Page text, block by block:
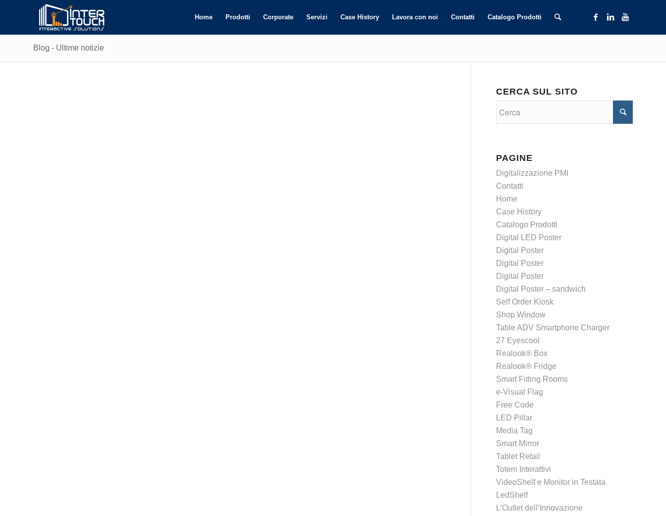
Home Prodotti Corporate Servizi Case History Lavora con noi Contatti Catalogo Prodotti
Blog - Ultime notizie
CERCA SUL SITO
PAGINE
Digitalizzazione PMI
Contatti
Home
Case History
Catalogo Prodotti
Digital LED Poster
Digital Poster
Digital Poster
Digital Poster
Digital Poster – sandwich
Self Order Kiosk
Shop Window
Table ADV Smartphone Charger
27 Eyescool
Realook® Box
Realook® Fridge
Smart Fitting Rooms
e-Visual Flag
Free Code
LED Pillar
Media Tag
Smart Mirror
Tablet Retail
Totem Interattivi
VideoShelf e Monitor in Testata
LedShelf
L’Outlet dell’Innovazione